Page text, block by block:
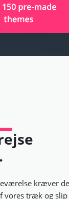
kræver
træk og slip